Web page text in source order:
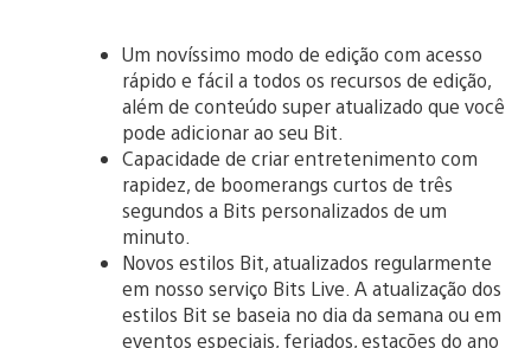
Um novíssimo modo de edição com acesso
rápido e fácil a todos os recursos de edição,
além de conteúdo super atualizado que você
pode adicionar ao seu Bit.
Capacidade de criar entretenimento com
rapidez, de boomerangs curtos de três
segundos a Bits personalizados de um
minuto.
Novos estilos Bit, atualizados regularmente
em nosso serviço Bits Live. A atualização dos
estilos Bit se baseia no dia da semana ou em
eventos especiais, feriados, estações do ano